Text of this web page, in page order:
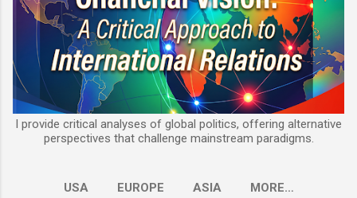
I provide critical analyses of global politics, offering alternative
perspectives that challenge mainstream paradigms.
USA EUROPE ASIA MORE…